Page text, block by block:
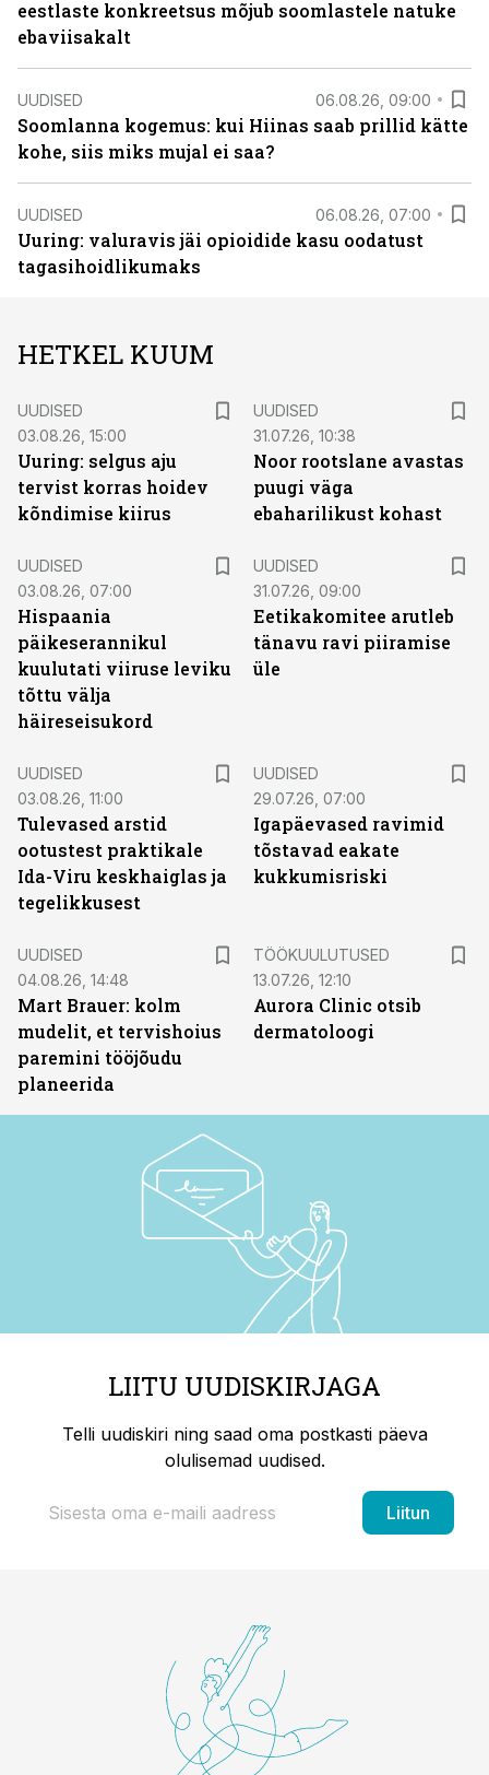
eestlaste konkreetsus mõjub soomlastele natuke
ebaviisakalt
UUDISED 06.08.26, 09:00
Soomlanna kogemus: kui Hiinas saab prillid kätte
kohe, siis miks mujal ei saa?
UUDISED 06.08.26, 07:00
Uuring: valuravis jäi opioidide kasu oodatust
tagasihoidlikumaks
HETKEL KUUM
UUDISED
03.08.26, 15:00
Uuring: selgus aju
tervist korras hoidev
kõndimise kiirus
UUDISED
31.07.26, 10:38
Noor rootslane avastas
puugi väga
ebaharilikust kohast
UUDISED
03.08.26, 07:00
Hispaania
päikeserannikul
kuulutati viiruse leviku
tõttu välja
häireseisukord
UUDISED
31.07.26, 09:00
Eetikakomitee arutleb
tänavu ravi piiramise
üle
UUDISED
03.08.26, 11:00
Tulevased arstid
ootustest praktikale
Ida-Viru keskhaiglas ja
tegelikkusest
UUDISED
29.07.26, 07:00
Igapäevased ravimid
tõstavad eakate
kukkumisriski
UUDISED
04.08.26, 14:48
Mart Brauer: kolm
mudelit, et tervishoius
paremini tööjõudu
planeerida
TÖÖKUULUTUSED
13.07.26, 12:10
Aurora Clinic otsib
dermatoloogi
LIITU UUDISKIRJAGA
Telli uudiskiri ning saad oma postkasti päeva
olulisemad uudised.
Liitun